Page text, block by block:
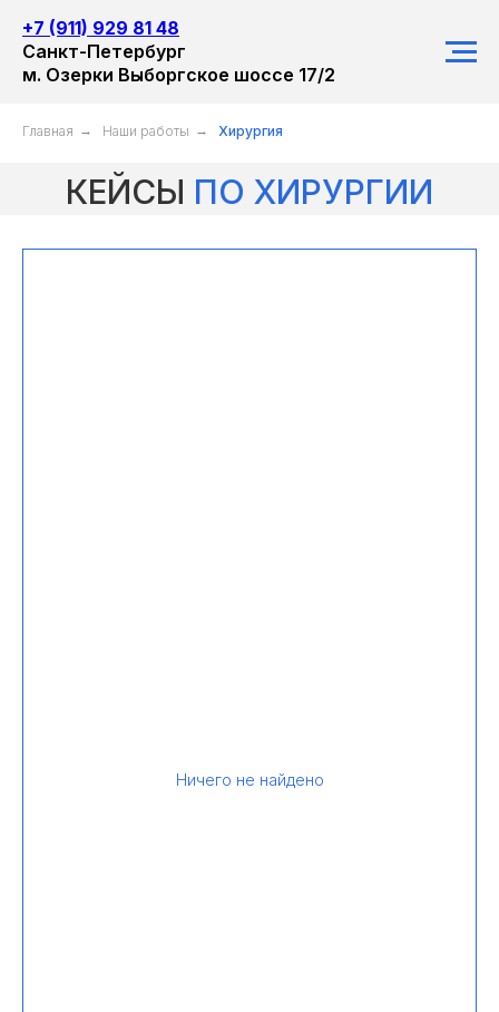
+7 (911) 929 81 48
Санкт-Петербург
м. Озерки Выборгское шоссе 17/2
Главная → Наши работы → Хирургия
КЕЙСЫ ПО ХИРУРГИИ
Ничего не найдено